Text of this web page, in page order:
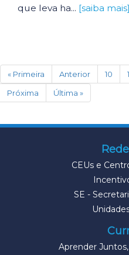
que leva ha... [saiba mais]
« Primeira Anterior 10
Próxima
Última »
CEUs e
SE -
Aprender